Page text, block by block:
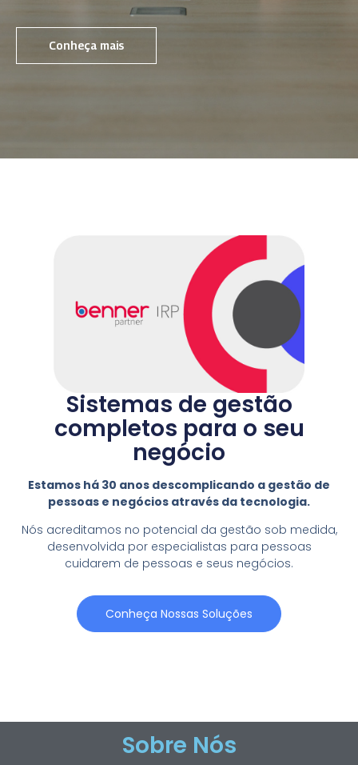
Conheça mais
Sistemas de gestão
completos para o seu
negócio
Estamos há 30 anos descomplicando a gestão de
pessoas e negócios através da tecnologia.
Nós acreditamos no potencial da gestão sob medida,
desenvolvida por especialistas para pessoas
cuidarem de pessoas e seus negócios.
Conheça Nossas Soluções
Sobre Nós